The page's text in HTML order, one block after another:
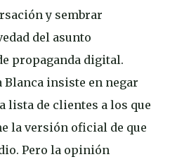
y sembrar
del asunto
propaganda digital.
Blanca insiste en negar
lista de clientes a los que
la versión oficial de que
Pero la opinión